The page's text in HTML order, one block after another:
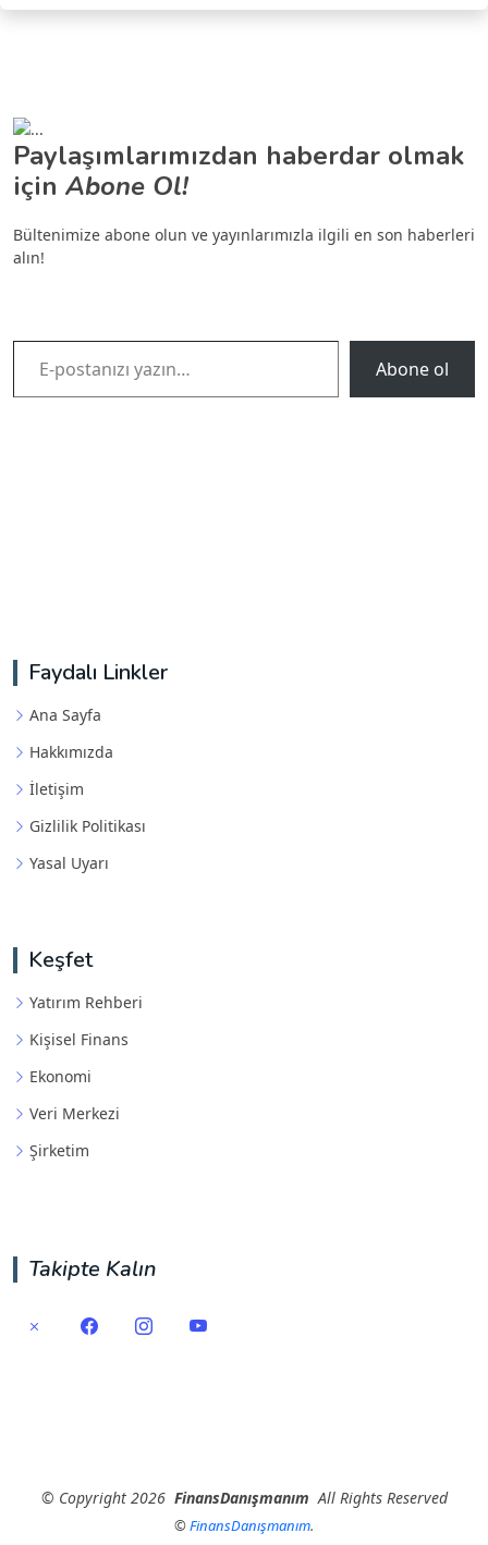
Paylaşımlarımızdan haberdar olmak
için Abone Ol!
Bültenimize abone olun ve yayınlarımızla ilgili en son haberleri
alın!
E-postanızı yazın…
Abone ol
Faydalı Linkler
Ana Sayfa
Hakkımızda
İletişim
Gizlilik Politikası
Yasal Uyarı
Keşfet
Yatırım Rehberi
Kişisel Finans
Ekonomi
Veri Merkezi
Şirketim
Takipte Kalın
© Copyright2026 FinansDanışmanım All Rights Reserved
©FinansDanışmanım.